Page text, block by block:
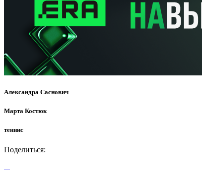
Александра Саснович
Марта Костюк
теннис
Поделиться: